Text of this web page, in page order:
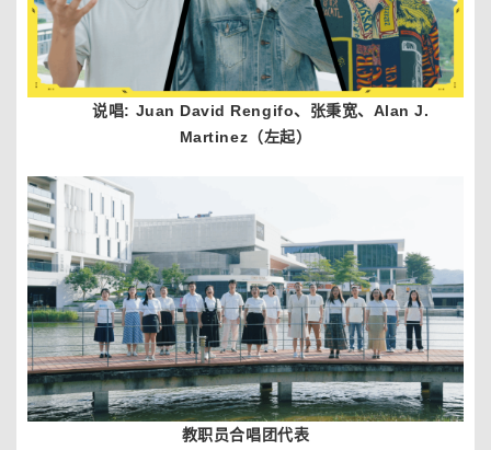
说唱: Juan David Rengifo、张秉宽、Alan J.
Martinez（左起）
教职员合唱团代表